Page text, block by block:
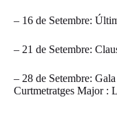
– 16 de Setembre:
– 21 de Setembre:
– 28 de Setembre:
Curtmetratges Major :